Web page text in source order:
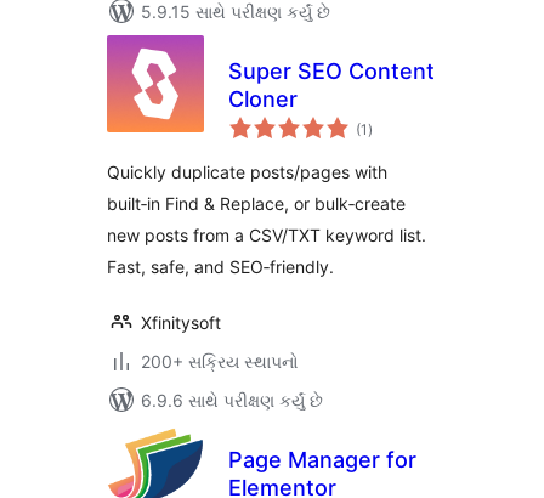
5.9.15 સાથે પરીક્ષણ કર્યું છે
Super SEO Content
Cloner
(1 કુલ
રેટિંગ્સ
)
Quickly duplicate posts/pages with
built‑in Find & Replace, or bulk‑create
new posts from a CSV/TXT keyword list.
Fast, safe, and SEO‑friendly.
Xfinitysoft
200+ સક્રિય સ્થાપનો
6.9.6 સાથે પરીક્ષણ કર્યું છે
Page Manager for
Elementor